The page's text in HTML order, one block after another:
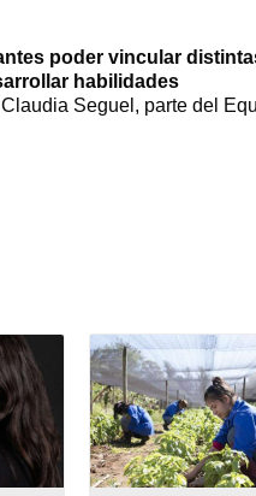
poder vincular
habilidades
Seguel, parte del